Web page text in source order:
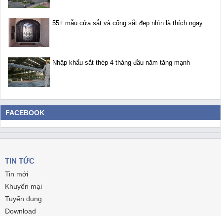
55+ mẫu cửa sắt và cổng sắt đẹp nhìn là thích ngay
Nhập khẩu sắt thép 4 tháng đầu năm tăng mạnh
FACEBOOK
TIN TỨC
Tin mới
Khuyến mại
Tuyển dụng
Download